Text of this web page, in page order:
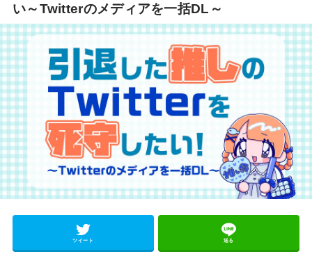
い～Twitterのメディアを一括DL～
ツイート 送る